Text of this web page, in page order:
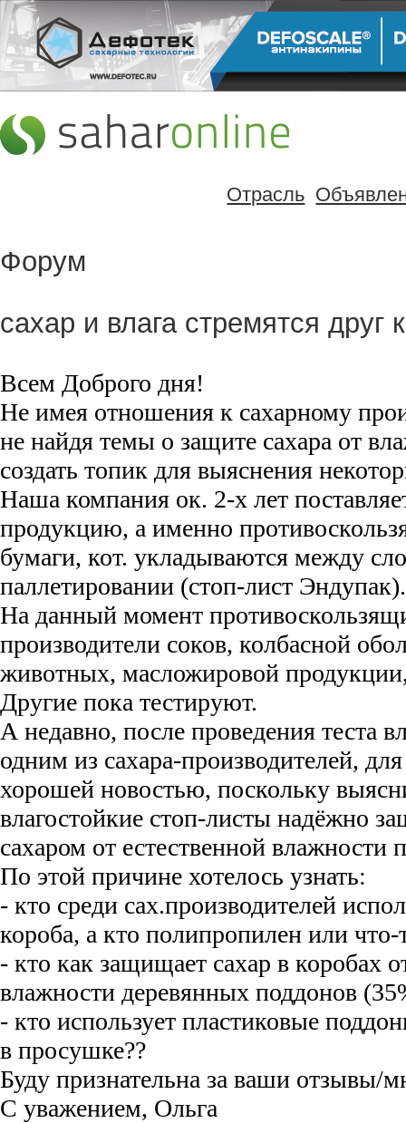
Отрасль
Форум
сахар и влага стремятся друг
Всем Доброго дня!
Не имея отношения к сахарному
не найдя темы о защите сахара от
создать топик для выяснения
Наша компания ок. 2-х лет
продукцию, а именно
бумаги, кот. укладываются между
паллетировании (стоп-лист Эндупак).
На данный момент
производители соков, колбасной
животных, масложировой
Другие пока тестируют.
А недавно, после проведения теста
одним из сахара-производителей,
хорошей новостью, поскольку
влагостойкие стоп-листы надёжно
сахаром от естественной влажности
По этой причине хотелось узнать:
- кто среди сах.производителей
короба, а кто полипропилен или что-
- кто как защищает сахар в коробах
влажности деревянных поддонов
- кто использует пластиковые
в просушке??
Буду признательна за ваши отзывы/
С уважением, Ольга